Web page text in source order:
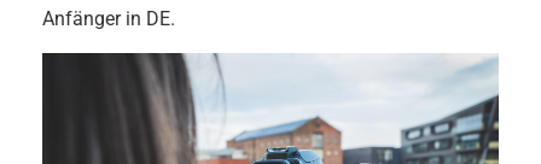
Anfänger in DE.